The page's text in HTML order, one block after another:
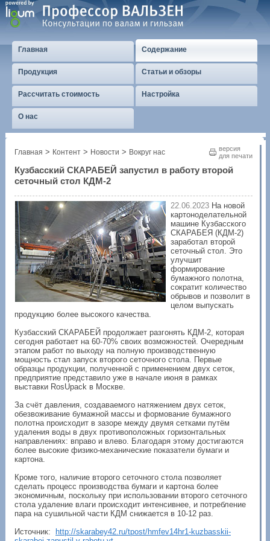
Главная Содержание
Продукция Статьи и обзоры
Рассчитать стоимость Настройка
О нас
версия
для печати
Главная > Контент > Новости > Вокруг нас
Кузбасский СКАРАБЕЙ запустил в работу второй
сеточный стол КДМ-2
22.06.2023 На новой
картоноделательной
машине Кузбасского
СКАРАБЕЯ (КДМ-2)
заработал второй
сеточный стол. Это
улучшит
формирование
бумажного полотна,
сократит количество
обрывов и позволит в
целом выпускать
продукцию более высокого качества.
Кузбасский СКАРАБЕЙ продолжает разгонять КДМ-2, которая
сегодня работает на 60-70% своих возможностей. Очередным
этапом работ по выходу на полную производственную
мощность стал запуск второго сеточного стола. Первые
образцы продукции, полученной с применением двух сеток,
предприятие представило уже в начале июня в рамках
выставки RosUpack в Москве.
За счёт давления, создаваемого натяжением двух сеток,
обезвоживание бумажной массы и формование бумажного
полотна происходит в зазоре между двумя сетками путём
удаления воды в двух противоположных горизонтальных
направлениях: вправо и влево. Благодаря этому достигаются
более высокие физико-механические показатели бумаги и
картона.
Кроме того, наличие второго сеточного стола позволяет
сделать процесс производства бумаги и картона более
экономичным, поскольку при использовании второго сеточного
стола удаление влаги происходит интенсивнее, и потребление
пара на сушильной части КДМ снижается в 10-12 раз.
Источник:
http://skarabey42.ru/tpost/hmfev14hr1-kuzbasskii-